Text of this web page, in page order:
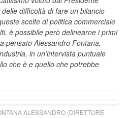
difficoltà di fare un bilancio
scelte di politica commerciale
è possibile però delinearne i primi
pensato Alessandro Fontana,
in un’intervista puntuale
che è e quello che potrebbe
ALESSANDRO (DIRETTORE